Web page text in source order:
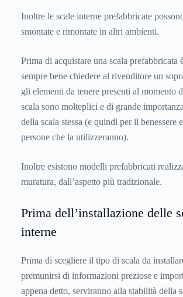
Inoltre le scale interne prefabbricate
smontate e rimontate in altri ambienti.
Prima di acquistare una scala prefabbricata
sempre bene chiedere al rivenditore un
gli elementi da tenere presenti al momento
scala sono molteplici e di grande
della scala stessa (e quindi per il benessere
persone che la utilizzeranno).
Inoltre esistono modelli prefabbricati
muratura, dall’aspetto più tradizionale.
Prima dell’installazione delle
interne
Prima di scegliere il tipo di scala da
premunirsi di informazioni preziose e
appena detto, serviranno alla stabilità della